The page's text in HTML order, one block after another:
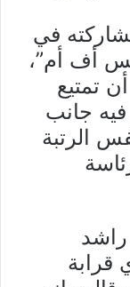
في
أف أم”،
21 جانفي، أن تمتيع
فيه جانب
الرتبة
قرابة